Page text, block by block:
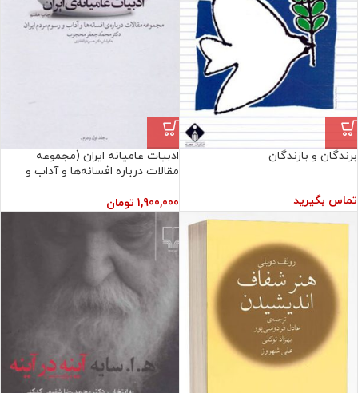
برندگان‏ و بازندگان
تماس بگیرید
ادبيات عاميانه ايران (مجموعه
مقالات درباره افسانه‌ها و آداب و
1,900,000 تومان